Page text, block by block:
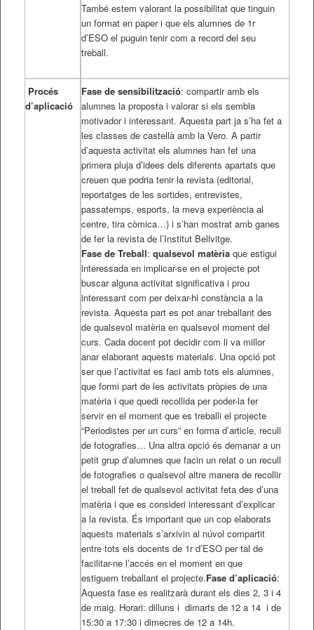
També estem valorant la possibilitat que tinguin
un format en paper i que els alumnes de 1r
d’ESO el puguin tenir com a record del seu
treball.
Procés
d’aplicació
Fase de sensibilització: compartir amb els
alumnes la proposta i valorar si els sembla
motivador i interessant. Aquesta part ja s’ha fet a
les classes de castellà amb la Vero. A partir
d’aquesta activitat els alumnes han fet una
primera pluja d’idees dels diferents apartats que
creuen que podria tenir la revista (editorial,
reportatges de les sortides, entrevistes,
passatemps, esports, la meva experiència al
centre, tira còmica…) i s’han mostrat amb ganes
de fer la revista de l’Institut Bellvitge.
Fase de Treball: qualsevol matèria que estigui
interessada en implicar-se en el projecte pot
buscar alguna activitat significativa i prou
interessant com per deixar-hi constància a la
revista. Aquesta part es pot anar treballant des
de qualsevol matèria en qualsevol moment del
curs. Cada docent pot decidir com li va millor
anar elaborant aquests materials. Una opció pot
ser que l’activitat es faci amb tots els alumnes,
que formi part de les activitats pròpies de una
matèria i que quedi recollida per poder-la fer
servir en el moment que es treballi el projecte
“Periodistes per un curs” en forma d’article, recull
de fotografies… Una altra opció és demanar a un
petit grup d’alumnes que facin un relat o un recull
de fotografies o qualsevol altre manera de recollir
el treball fet de qualsevol activitat feta des d’una
matèria i que es consideri interessant d’explicar
a la revista. És important que un cop elaborats
aquests materials s’arxivin al núvol compartit
entre tots els docents de 1r d’ESO per tal de
facilitar-ne l’accés en el moment en que
estiguem treballant el projecte.Fase d’aplicació:
Aquesta fase es realitzarà durant els dies 2, 3 i 4
de maig. Horari: dilluns i dimarts de 12 a 14 i de
15:30 a 17:30 i dimecres de 12 a 14h.